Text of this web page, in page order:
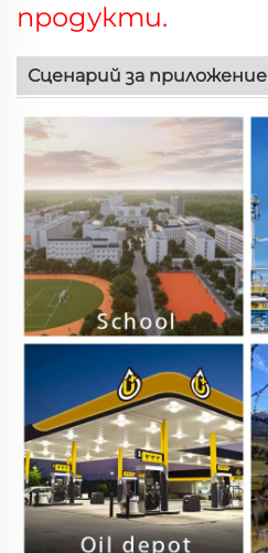
продукти.
Сценарий за приложение